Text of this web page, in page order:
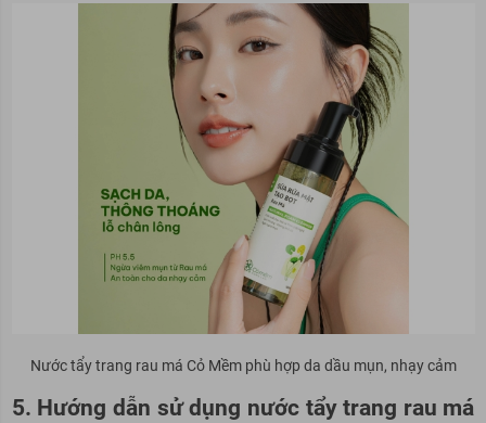
Nước tẩy trang rau má Cỏ Mềm phù hợp da dầu mụn, nhạy cảm
5. Hướng dẫn sử dụng nước tẩy trang rau má